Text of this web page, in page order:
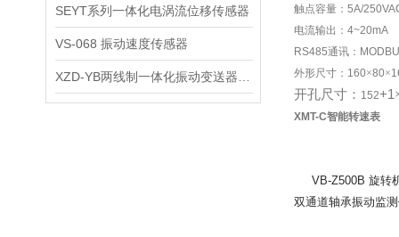
SEYT系列一体化电涡流位移传感器
VS-068 振动速度传感器
触点容量： 5A/
电流输出： 4~20mA
RS485通讯：
外形尺寸： 160×80×
开孔尺寸： 152+1
XMT-C智能转速表
VB-Z500B 旋转
双通道轴承振动监